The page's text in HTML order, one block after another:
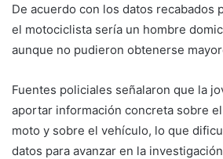
De acuerdo con los datos recabados
el motociclista sería un hombre
aunque no pudieron obtenerse
Fuentes policiales señalaron que la
aportar información concreta sobre
moto y sobre el vehículo, lo que
datos para avanzar en la